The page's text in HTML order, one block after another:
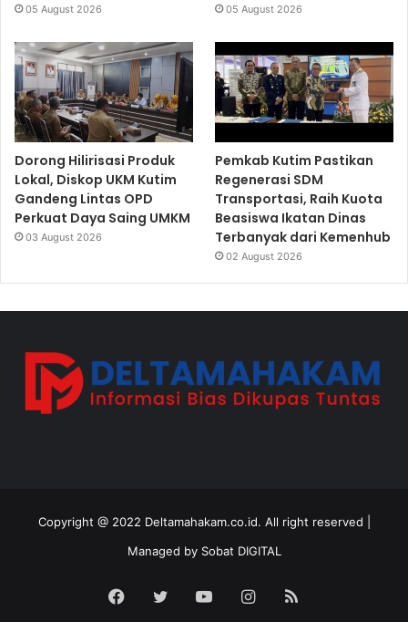
05 August 2026 05 August 2026
Dorong Hilirisasi Produk
Lokal, Diskop UKM Kutim
Gandeng Lintas OPD
Perkuat Daya Saing UMKM
03 August 2026
Pemkab Kutim Pastikan
Regenerasi SDM
Transportasi, Raih Kuota
Beasiswa Ikatan Dinas
Terbanyak dari Kemenhub
02 August 2026
Copyright @ 2022 Deltamahakam.co.id. All right reserved |
Managed by Sobat DIGITAL
Facebook
Twitter YouTubeInstagram